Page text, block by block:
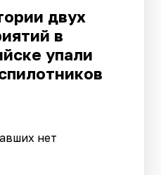
двух
в
упали
нет